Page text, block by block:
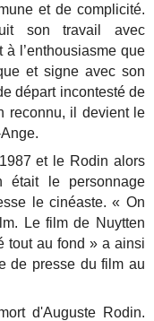
et de complicité.
son travail avec
l’enthousiasme que
et signe avec son
départ incontesté de
reconnu, il devient le
et le Rodin alors
était le personnage
le cinéaste. « On
Le film de Nuytten
tout au fond » a ainsi
de presse du film au
d'Auguste Rodin.